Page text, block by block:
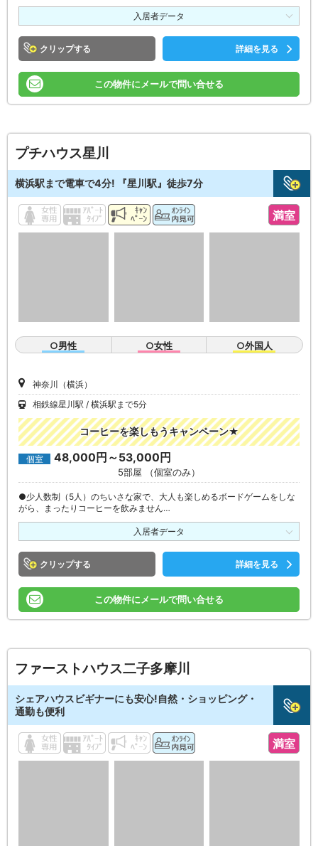
入居者データ
クリップ 詳細を見る
この物件にメールで問い合せる
プチハウス星川
横浜駅まで電車で4分! 『星川駅』徒歩7分
満室
○男性 ○女性 ○外国人
神奈川（横浜）
相鉄線星川駅
横浜駅まで5分
コーヒーを楽しもうキャンペーン★
個室 48,000円～53,000円
5部屋 （個室のみ）
●少人数制（5人）のちいさな家で、大人も楽しめるボードゲームをしな
がら、まったりコーヒーを飲みません…
入居者データ
クリップ 詳細を見る
この物件にメールで問い合せる
ファーストハウス二子多摩川
シェアハウスビギナーにも安心!自然・ショッピング・
通勤も便利
満室